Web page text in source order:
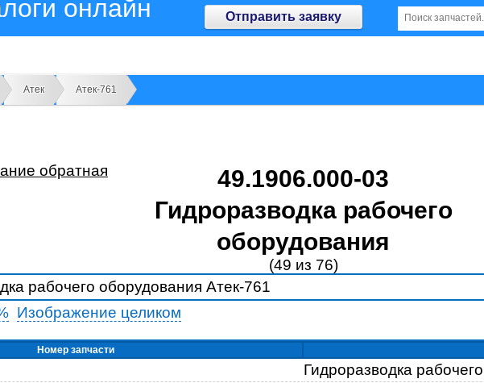
онлайн Отправить заявку
Атек Атек-761
обратная
49.1906.000-03
Гидроразводка рабочего
оборудования
(49 из 76)
Изображение целиком
Номер запчасти
Гидроразводка